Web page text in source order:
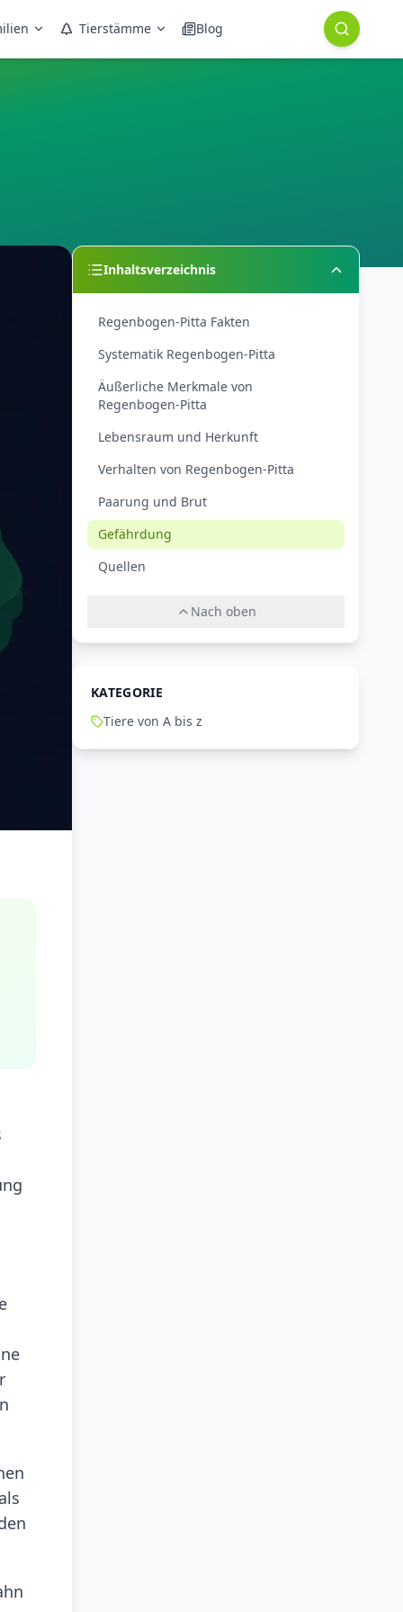
Tierstämme Blog
Inhaltsverzeichnis
Regenbogen-Pitta Fakten
Systematik Regenbogen-Pitta
Äußerliche Merkmale von
Regenbogen-Pitta
Lebensraum und Herkunft
Verhalten von Regenbogen-Pitta
Paarung und Brut
Gefährdung
Quellen
Nach oben
KATEGORIE
Tiere von A bis z